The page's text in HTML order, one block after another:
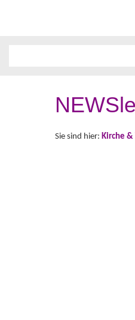
Sie sind hier: Kirche